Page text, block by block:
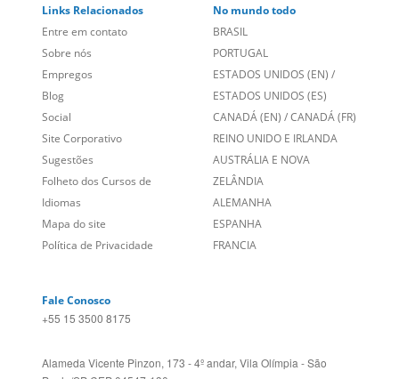
Links Relacionados
Entre em contato
Sobre nós
Empregos
Blog
Social
Site Corporativo
Sugestões
Folheto dos Cursos de
Idiomas
Mapa do site
Política de Privacidade
No mundo todo
BRASIL
PORTUGAL
ESTADOS UNIDOS (EN) /
ESTADOS UNIDOS (ES)
CANADÁ (EN) /CANADÁ (FR)
REINO UNIDO E IRLANDA
AUSTRÁLIA E NOVA
ZELÂNDIA
ALEMANHA
ESPANHA
FRANCIA
Fale Conosco
+55 15 3500 8175
Alameda Vicente Pinzon, 173 - 4º andar, Vila Olímpia - São